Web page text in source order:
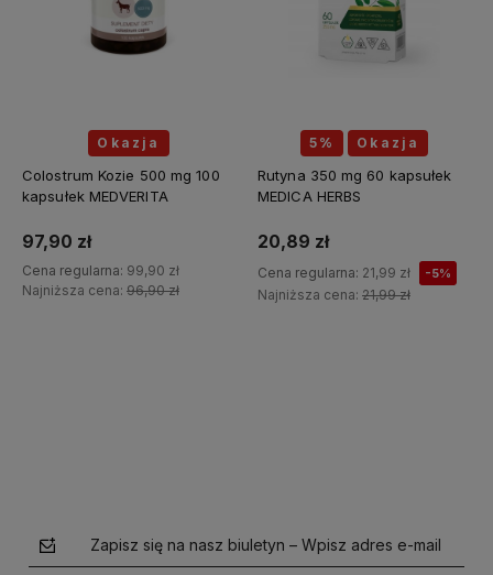
Okazja
Colostrum Kozie 500 mg 100
kapsułek MEDVERITA
97,90 zł
Cena regularna: 99,90 zł
Najniższa cena: 96,90 zł
5% Okazja
Rutyna 350 mg 60 kapsułek
MEDICA HERBS
20,89 zł
Cena regularna: 21,99 zł -5%
Najniższa cena: 21,99 zł
Zapisz się na nasz biuletyn – Wpisz adres e-mail